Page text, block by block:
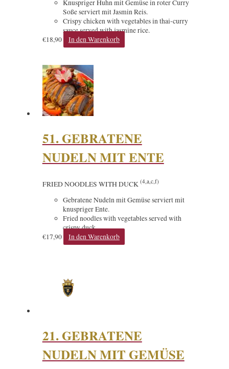
Knuspriger Huhn mit Gemüse in roter Curry
Soße serviert mit Jasmin Reis.
Crispy chicken with vegetables in thai-curry
sauce served with jasmine rice.
€18,90 In den Warenkorb
51. GEBRATENE
NUDELN MIT ENTE
FRIED NOODLES WITH DUCK (4,a,c,f)
Gebratene Nudeln mit Gemüse serviert mit
knuspriger Ente.
Fried noodles with vegetables served with
crispy duck.
€17,90 In den Warenkorb
21. GEBRATENE
NUDELN MIT GEMÜSE